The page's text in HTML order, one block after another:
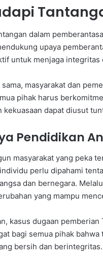
dalam
upaya
untuk menjaga
masyarakat dan
pihak harus
kekuasaan dapat diusut
Pendidikan
masyarakat yang peka
perlu dipahami
dan bernegara.
yang mampu
kasus dugaan
bagi semua pihak
bersih dan berintegritas.